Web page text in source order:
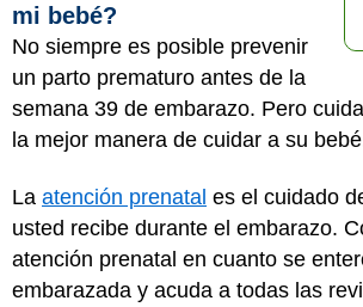
mi bebé?
No siempre es posible prevenir
un parto prematuro antes de la
semana 39 de embarazo. Pero
la mejor manera de cuidar a su
La atención prenatal es el cuidado
usted recibe durante el embarazo.
atención prenatal en cuanto se
embarazada y acuda a todas las